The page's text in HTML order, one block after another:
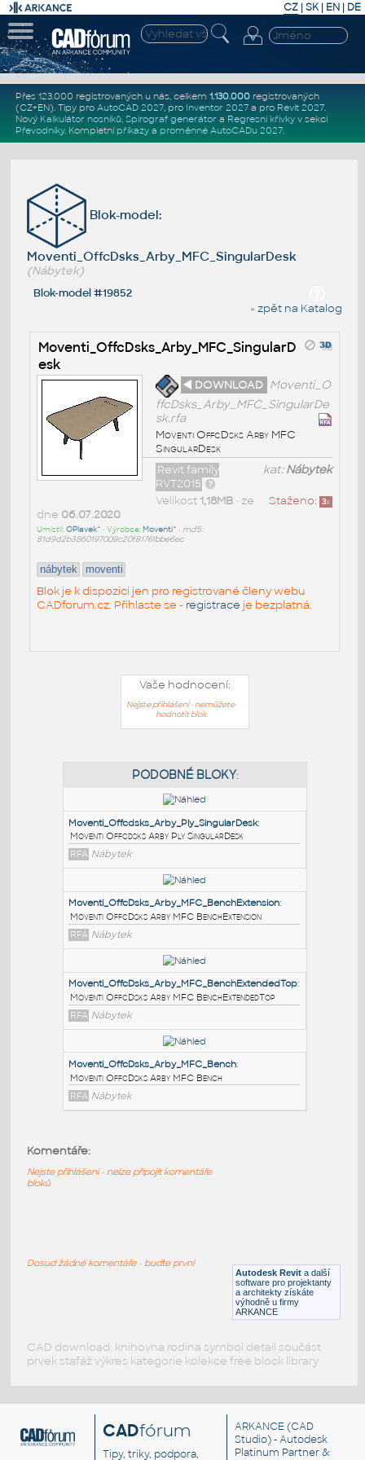
CZ | SK| EN | DE
Přes 123.000 registrovaných u nás, celkem 1.130.000registrovaných
(CZ+EN). Tipy pro AutoCAD 2027, pro Inventor 2027a pro Revit 2027.
Nový Kalkulátor nosníků, Spirograf generátor a Regresní křivkyv sekci
Převodníky. Kompletní příkazya proměnné AutoCADu 2027.
Blok-model:
Moventi_OffcDsks_Arby_MFC_SingularDesk
(Nábytek)
Blok-model #19852
« zpět na Katalog
Moventi_OffcDsks_Arby_MFC_SingularD
esk
◄ DOWNLOAD Moventi_O
ffcDsks_Arby_MFC_SingularDe
sk.rfa
Moventi OffcDsks Arby MFC
SingularDesk
kat:Nábytek
Revit family
RVT2015
Staženo: 3x
Velikost 1,18MB• ze
dne 06.07.2020
Umístil:OPlavek^ • Výrobce: Moventi^ • md5:
81d9d2b3860197009c20f81761bbe6ec
nábytek moventi
Blok je k dispozici jen pro registrované členy webu
CADforum.cz. Přihlaste se - registrace je bezplatná.
Vaše hodnocení:
Nejste přihlášeni - nemůžete
hodnotit blok
PODOBNÉ BLOKY
Moventi_Offcdsks_Arby_Ply_SingularDesk
Moventi Offcdsks Arby Ply SingularDesk
RFA Nábytek
Moventi_OffcDsks_Arby_MFC_BenchExtension
Moventi OffcDsks Arby MFC BenchExtension
RFA Nábytek
Moventi_OffcDsks_Arby_MFC_BenchExtendedTop
Moventi OffcDsks Arby MFC BenchExtendedTop
Moventi OffcDsks Arby MFC BenchAutodesk Revit a další
software pro projektanty
a architekty získáte
výhodně u firmy
ARKANCE
Komentáře:
Nejste přihlášeni - nelze připojit komentáře
bloků
Dosud žádné komentáře - buďte první
CAD download: knihovna rodina symbol detail součást
prvek stafáž výkres kategorie kolekce free block library
CADfórum
Tipy, triky, podpora,
ARKANCE (CAD
Studio) - Autodesk
Platinum Partner &